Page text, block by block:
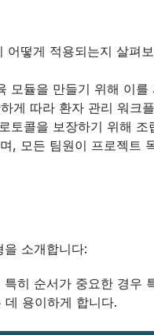
어떻게 적용되는지 살펴
모듈을 만들기 위해 이를
게 따라 환자 관리 워크
토콜을 보장하기 위해 조
, 모든 팀원이 프로젝트
소개합니다:
히 순서가 중요한 경우
용이하게 합니다.